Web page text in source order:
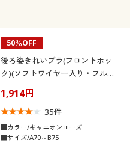
50％OFF
後ろ姿きれいブラ(フロントホッ
ク)(ソフトワイヤー入り・フルカ
1,914円
35件
■カラー/キャニオンローズ
■サイズ/A70～B75